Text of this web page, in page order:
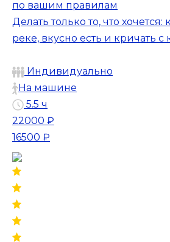
по вашим правилам
Делать только то, что хочется:
реке, вкусно есть и кричать с
Индивидуально
На машине
5.5 ч
22000 ₽
16500 ₽